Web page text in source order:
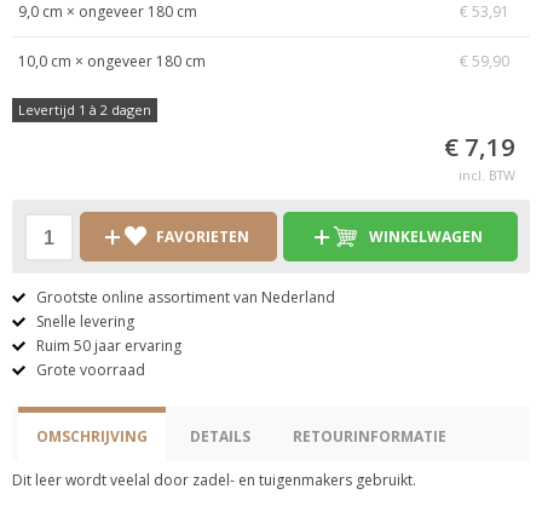
9,0 cm × ongeveer 180 cm € 53,91
10,0 cm × ongeveer 180 cm € 59,90
Levertijd 1 à 2 dagen
€ 7,19
incl. BTW
FAVORIETEN WINKELWAGEN
Grootste online assortiment van Nederland
Snelle levering
Ruim 50 jaar ervaring
Grote voorraad
OMSCHRIJVING DETAILS RETOURINFORMATIE
Dit leer wordt veelal door zadel- en tuigenmakers gebruikt.